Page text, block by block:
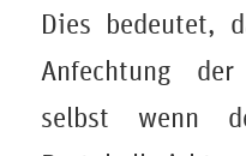
Dies bedeutet,
Anfechtung
selbst wenn